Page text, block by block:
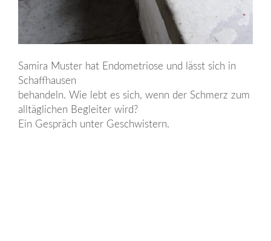
Samira Muster hat Endometriose und lässt sich in
Schaffhausen
behandeln. Wie lebt es sich, wenn der Schmerz zum
alltäglichen Begleiter wird?
Ein Gespräch unter Geschwistern.